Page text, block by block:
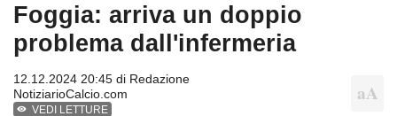
Foggia: arriva un doppio
problema dall'infermeria
12.12.2024 20:45 di Redazione
NotiziarioCalcio.com
VEDI LETTURE